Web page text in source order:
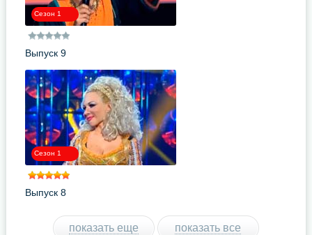
Сезон 1
Выпуск 9
Сезон 1
Выпуск 8
показать еще показать все